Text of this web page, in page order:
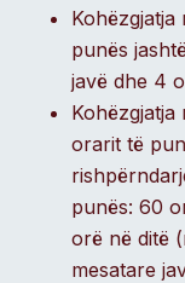
Kohëzgjatja
punës
javë dhe 4
Kohëzgjatja
orarit të
punës: 60
orë në ditë
mesatare